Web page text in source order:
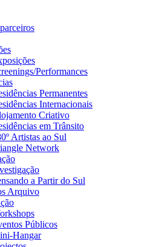
Performances
Permanentes
Internacionais
Criativo
em Trânsito
Artistas ao Sul
Network
a Partir do Sul
Arquivo
Públicos
Hangar